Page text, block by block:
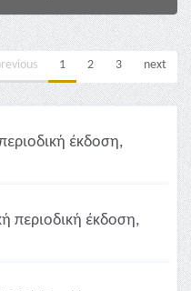
1 2 3 next
έκδοση,
περιοδική έκδοση,